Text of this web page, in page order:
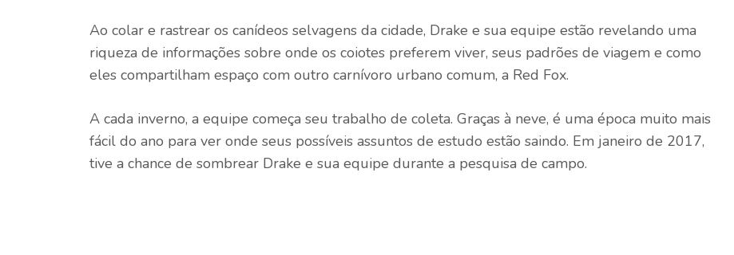
Ao colar e rastrear os canídeos selvagens da cidade, Drake e sua equipe estão revelando uma
riqueza de informações sobre onde os coiotes preferem viver, seus padrões de viagem e como
eles compartilham espaço com outro carnívoro urbano comum, a Red Fox.
A cada inverno, a equipe começa seu trabalho de coleta. Graças à neve, é uma época muito mais
fácil do ano para ver onde seus possíveis assuntos de estudo estão saindo. Em janeiro de 2017,
tive a chance de sombrear Drake e sua equipe durante a pesquisa de campo.